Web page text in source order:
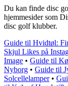
Du kan finde disc
hjemmesider som
disc golf klubber.
Guide til Hvidtøl:
Skjul Likes på
Image • Guide til
Nyborg • Guide til
Solcellelamper•